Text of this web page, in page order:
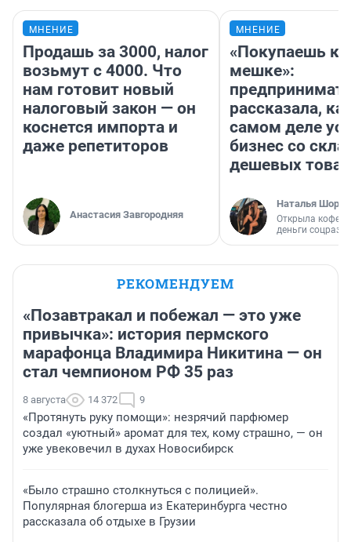
МНЕНИЕ
Продашь за 3000, налог
возьмут с 4000. Что
нам готовит новый
налоговый закон — он
коснется импорта и
даже репетиторов
Анастасия Завгородняя
МНЕНИЕ
«Покупаешь
мешке»:
рассказала,
самом деле
бизнес со
дешевых
Наталья
Открыла
деньги
РЕКОМЕНДУЕМ
«Позавтракал и побежал — это уже
привычка»: история пермского
марафонца Владимира Никитина — он
стал чемпионом РФ 35 раз
8 августа 14 372 9
«Протянуть руку помощи»: незрячий парфюмер
создал «уютный» аромат для тех, кому страшно, — он
уже увековечил в духах Новосибирск
«Было страшно столкнуться с полицией».
Популярная блогерша из Екатеринбурга честно
рассказала об отдыхе в Грузии